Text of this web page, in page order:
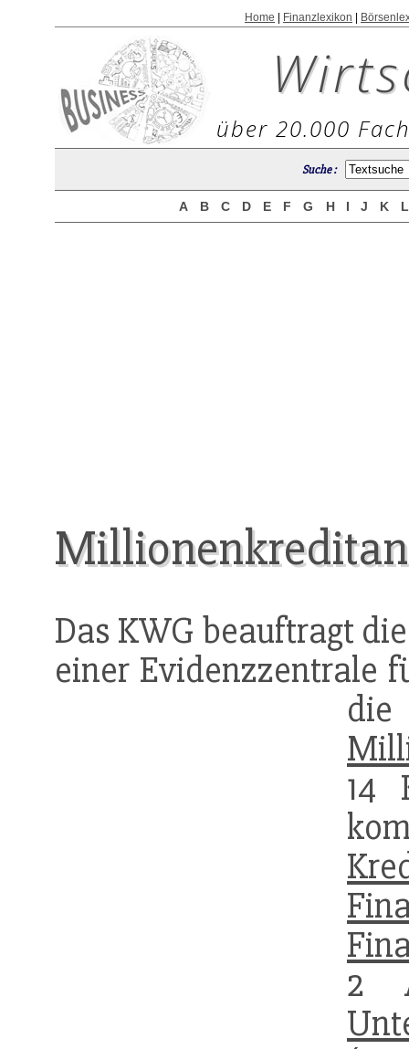
Home Finanzlexikon
über 20.000
Suche :
A B C D E F G H I J K
Das KWG beauftragt
einer Evidenzzentrale
die
14
2